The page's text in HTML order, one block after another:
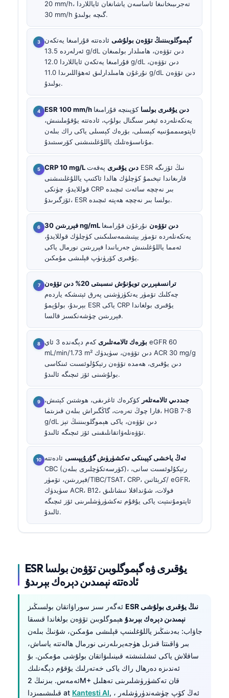
20 mm/h، تەجرىبىخانىغا ئاساسەن ياشانغان ئاياللاردا
30 mm/h گىچە بولىدۇ.
گېموگلوبىننىڭ تۆۋەن بولۇشى ئادەتتە قۇرامىغا يەتكەن
ئەرلەردە 13.5 g/dL دىن تۆۋەن، ھامىلدار بولمىغان
قۇرامىغا يەتكەن ئاياللاردا 12.0 g/dL دىن تۆۋەن،
نۇرغۇن ھامىلدارلىق ئەھۋاللىرىدا 11.0 g/dL دىن تۆۋەن
بولىدۇ.
ESR 100 mm/h دىن يۇقىرى بولسا كۆپىنچە قۇرامىغا
يەتكەنلەردە ئېغىر سىگنال بولۇپ، ئادەتتە يۇقۇملىنىش،
ئاپتومىممۇنىيە كېسىلى، بۆرەك كېسىلى ياكى راك بىلەن
مۇناسىۋەتلىك ياللۇغلىنىشنى كۆرسىتىدۇ.
CRP 10 mg/L دىن يۇقىرى پەقەت ESR نىڭ ئۆزىگە
قارىغاندا تېخىمۇ كۈچلۈك ھالدا ئاكتىپ ياللۇغلىنىشنى
قوللايدۇ، چۈنكى CRP بىر نەچچە سائەت ئىچىدە
ئۆزگىرىدۇ، ESR بولسا بىر نەچچە ھەپتە ئىچىدە.
فېررىتىن 30 ng/mL دىن تۆۋەن نۇرغۇن قۇرامىغا
يەتكەنلەردە تۆمۈر يېتىشمەسلىكىنى كۈچلۈك قوللايدۇ،
ئەمما ياللۇغلىنىش جەريانىدا فېررىتىن نورمال ياكى
يۇقىرى كۆرۈنۈپ قېلىشى مۇمكىن.
ترانسفېررىن تويۇنۇش نىسبىتى 20% دىن تۆۋەن
چەكلىك تۆمۈر يەتكۈزۈشنى پەرق ئېتىشكە ياردەم
بېرىدۇ، بولۇپمۇ ESR ياكى CRP يۇقىرى بولغاندا
فېررىتىن چۈشەنكسىز قالسا.
بۆرەك ئالامەتلىرى
كەم دېگەندە 3 ئاي eGFR 60
mL/min/1.73 m² دىن تۆۋەن، سۈيدۈك ACR 30 mg/g
دىن يۇقىرى، ھەمدە تۆۋەن رتېكۇلوئسىت ئىنكاسى
بولۇشىنى ئۆز ئىچىگە ئالىدۇ.
جىددىي ئالامەتلەر كۆكرەك ئاغرىقى، ھوشتىن كېتىش،
قارا چوڭ تەرەت، گاڭگىراش بىلەن قىزىتما، HGB 7-8
g/dL دىن تۆۋەن، ياكى ھېموگلوبىننىڭ تېز
تۆۋەنلەۋاتقانلىقىنى ئۆز ئىچىگە ئالىدۇ.
ئەڭ ياخشى كېيىنكى تەكشۈرۈش گۇرۇپپىسى ئادەتتە
CBC (كۆرسەتكۈچلىرى بىلەن)، رتېكۇلوئسىت سانى،
فېررىتىن، تۆمۈر/TIBC/TSAT، CRP، كرېئاتىن/ eGFR،
سۈيدۈك ACR، B12، فولات، شۇنداقلا نىشانلىق
ئاپتومۇنىتېت ياكى يۇقۇم تەكشۈرۈشلىرىنى ئۆز ئىچىگە
ئالىدۇ.
ESR يۇقىرى ۋە گېموگلوبىن تۆۋەن بولسا
ئادەتتە نېمىدىن دېرەك بېرىدۇ
ESR نىڭ يۇقىرى بولۇشى
نېمىدىن دېرەك بېرىدۇ ھېموگلوبىن تۆۋەن بولغاندا قىسقا
جاۋاب: بەدىنىڭىز ياللۇغلىنىپ قېلىشى مۇمكىن، شۇنىڭ بىلەن
بىر ۋاقىتتا قىزىل ھۈجەيرىلەرنى نورمال ھالەتتە ياساش،
ساقلاش ياكى ئىشلىتىشتە قىينىلىۋاتقان بولۇشى مۇمكىن. بۇ
ئەندىزە دەرھال راك ياكى خەتەرلىك يۇقۇم دېگەنلىك
ئەمەس. بىزنىڭ 2M+ قان تەكشۈرۈشلىرىنى تەھلىل
قىلىشىمىزدا at Kantesti AI, ، ئەڭ كۆپ چۈشەندۈرۈشلەر